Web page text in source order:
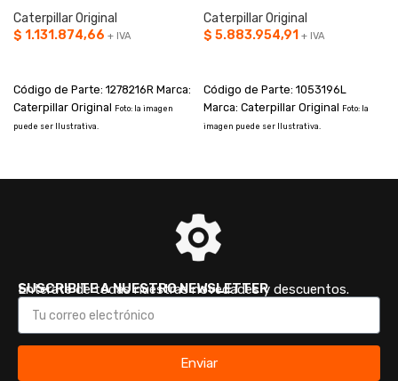
Caterpillar Original
$ 1.131.874,66 + IVA
Código de Parte: 1278216R Marca:
Caterpillar Original Foto: la imagen
puede ser Ilustrativa.
Caterpillar Original
$ 5.883.954,91 + IVA
Código de Parte: 1053196L
Marca: Caterpillar Original Foto: la
imagen puede ser Ilustrativa.
SUSCRIBITE A NUESTRO NEWSLETTER
Enterate de todas nuestras novedades y descuentos.
Enviar